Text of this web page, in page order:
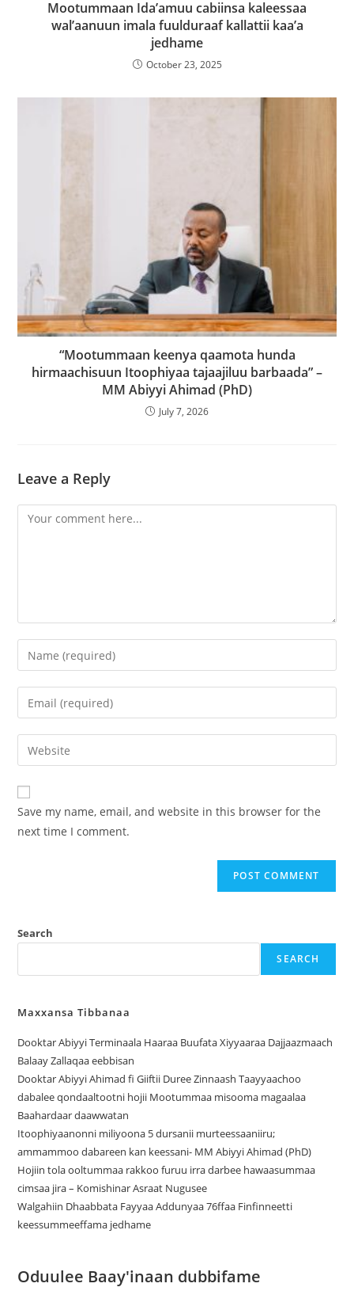
Mootummaan Ida’amuu cabiinsa kaleessaa
wal’aanuun imala fuulduraaf kallattii kaa’a
jedhame
October 23, 2025
“Mootummaan keenya qaamota hunda
hirmaachisuun Itoophiyaa tajaajiluu barbaada” –
MM Abiyyi Ahimad (PhD)
July 7, 2026
Leave a Reply
Save my name, email, and website in this browser for the
next time I comment.
Search
SEARCH
Maxxansa Tibbanaa
Dooktar Abiyyi Terminaala Haaraa Buufata Xiyyaaraa Dajjaazmaach
Balaay Zallaqaa eebbisan
Dooktar Abiyyi Ahimad fi Giiftii Duree Zinnaash Taayyaachoo
dabalee qondaaltootni hojii Mootummaa misooma magaalaa
Baahardaar daawwatan
Itoophiyaanonni miliyoona 5 dursanii murteessaaniiru;
ammammoo dabareen kan keessani- MM Abiyyi Ahimad (PhD)
Hojiin tola ooltummaa rakkoo furuu irra darbee hawaasummaa
cimsaa jira – Komishinar Asraat Nugusee
Walgahiin Dhaabbata Fayyaa Addunyaa 76ffaa Finfinneetti
keessummeeffama jedhame
Oduulee Baay'inaan dubbifame